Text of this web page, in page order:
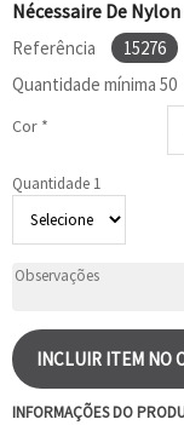
Nécessaire De Nylon
Referência
15276
Quantidade mínima 50
Cor *
Quantidade 1
INCLUIR ITEM NO
INFORMAÇÕES DO